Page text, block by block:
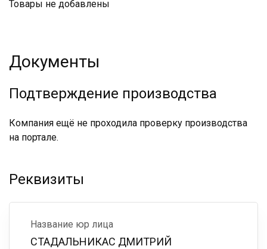
Товары не добавлены
Документы
Подтверждение производства
Компания ещё не проходила проверку производства
на портале.
Реквизиты
Название юр лица
СТАДАЛЬНИКАС ДМИТРИЙ